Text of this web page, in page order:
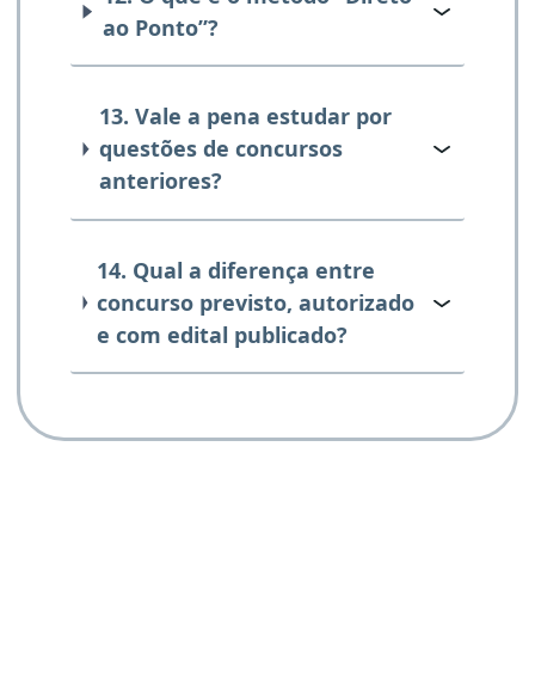
ao Ponto”?
13. Vale a pena estudar por
questões de concursos
anteriores?
14. Qual a diferença entre
concurso previsto, autorizado
e com edital publicado?